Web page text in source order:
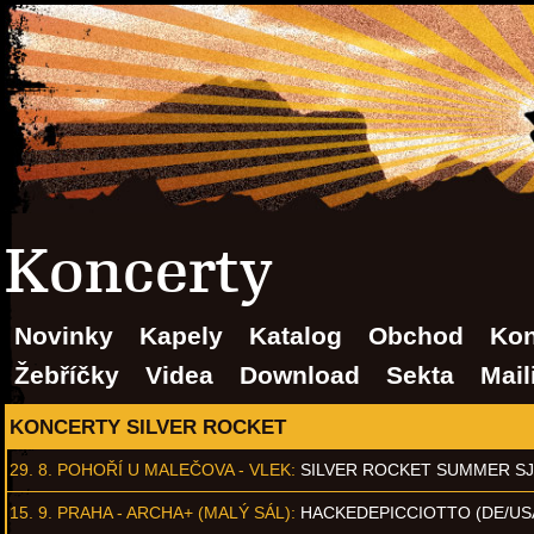
Koncerty
Novinky Kapely Katalog Obchod
Žebříčky
Videa Download Sekta
KONCERTY SILVER ROCKET
29. 8. POHOŘÍ U MALEČOVA - VLEK: SILVER ROCKET SUMMER
15. 9. PRAHA - ARCHA+ (MALÝ SÁL): HACKEDEPICCIOTTO (DE/